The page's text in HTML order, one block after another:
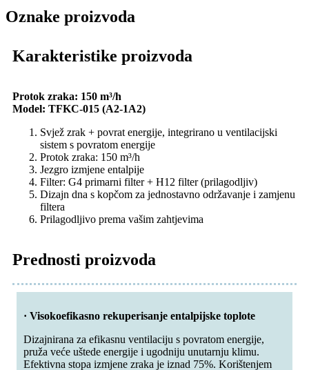
Oznake proizvoda
Karakteristike proizvoda
Protok zraka: 150 m³/h
Model: TFKC-015 (A2-1A2)
Svjež zrak + povrat energije, integrirano u ventilacijski
sistem s povratom energije
Protok zraka: 150 m³/h
Jezgro izmjene entalpije
Filter: G4 primarni filter + H12 filter (prilagodljiv)
Dizajn dna s kopčom za jednostavno održavanje i zamjenu
filtera
Prilagodljivo prema vašim zahtjevima
Prednosti proizvoda
· Visokoefikasno rekuperisanje entalpijske toplote
Dizajnirana za efikasnu ventilaciju s povratom energije,
pruža veće uštede energije i ugodniju unutarnju klimu.
Efektivna stopa izmjene zraka je iznad 75%. Korištenjem